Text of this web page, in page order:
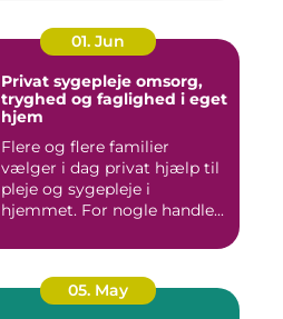
01. Jun
Privat sygepleje omsorg,
tryghed og faglighed i eget
hjem
Flere og flere familier
vælger i dag privat hjælp til
pleje og sygepleje i
hjemmet. For nogle handle...
05. May